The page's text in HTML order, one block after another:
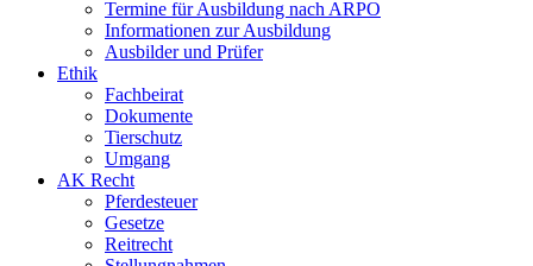
Termine für Ausbildung nach ARPO
Informationen zur Ausbildung
Ausbilder und Prüfer
Ethik
Fachbeirat
Dokumente
Tierschutz
Umgang
AK Recht
Pferdesteuer
Gesetze
Reitrecht